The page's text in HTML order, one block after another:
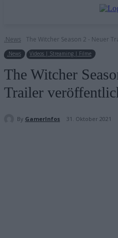
.News The Witcher Season 2 - Neuer
.News Videos | Streaming | Filme
The Witcher
Trailer
By GamerInfos 31. Oktober 2021